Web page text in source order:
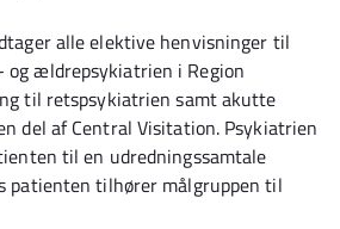
alle elektive henvisninger til
ældrepsykiatrien i Region
til retspsykiatrien samt akutte
del af Central Visitation. Psykiatrien
til en udredningssamtale
patienten tilhører målgruppen til